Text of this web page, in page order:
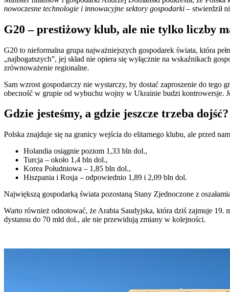
nowoczesne technologie i innowacyjne sektory gospodarki – stwierdził
G20 – prestiżowy klub, ale nie tylko liczby
G20 to nieformalna grupa najważniejszych gospodarek świata, która
„najbogatszych”, jej skład nie opiera się wyłącznie na wskaźnikach
zrównoważenie regionalne.
Sam wzrost gospodarczy nie wystarczy, by dostać zaproszenie do tego
obecność w grupie od wybuchu wojny w Ukrainie budzi kontrowersje.
Gdzie jesteśmy, a gdzie jeszcze trzeba dojść?
Polska znajduje się na granicy wejścia do elitarnego klubu, ale przed
Holandia osiągnie poziom 1,33 bln dol.,
Turcja – około 1,4 bln dol.,
Korea Południowa – 1,85 bln dol.,
Hiszpania i Rosja – odpowiednio 1,89 i 2,09 bln dol.
Największą gospodarką świata pozostaną Stany Zjednoczone z
Warto również odnotować, że Arabia Saudyjska, która dziś zajmuje
dystansu do 70 mld dol., ale nie przewidują zmiany w kolejności.